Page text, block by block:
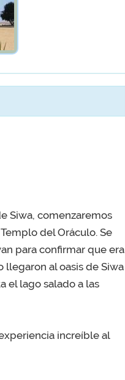
Siwa, comenzaremos
del Oráculo. Se
para confirmar que era
llegaron al oasis de Siwa
el lago salado a las
increíble al